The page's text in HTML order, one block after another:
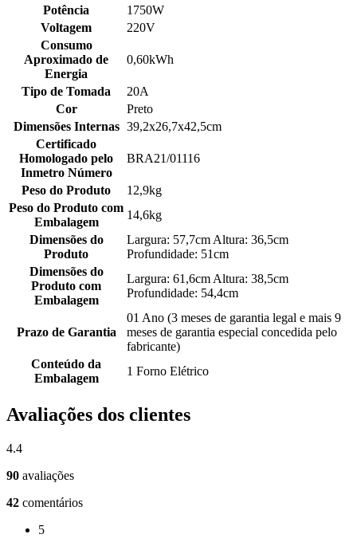
Potência
1750W
Voltagem
220V
Consumo
Aproximado de
Energia
0,60kWh
Tipo de Tomada
20A
Cor
Preto
Dimensões Internas 39,2x26,7x42,5cm
Certificado
Homologado pelo
Inmetro Número
BRA21/01116
Peso do Produto
12,9kg
Peso do Produto com
Embalagem
14,6kg
Dimensões do
Produto
Largura: 57,7cm Altura: 36,5cm
Profundidade: 51cm
Dimensões do
Produto com
Embalagem
Largura: 61,6cm Altura: 38,5cm
Profundidade: 54,4cm
Prazo de Garantia
01 Ano (3 meses de garantia legal e mais 9
meses de garantia especial concedida pelo
fabricante)
Conteúdo da
Embalagem
1 Forno Elétrico
Avaliações dos clientes
4.4
90 avaliações
42 comentários
5